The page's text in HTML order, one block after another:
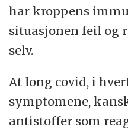
har kroppens
situasjonen feil og
selv.
At long covid, i
symptomene,
antistoffer som